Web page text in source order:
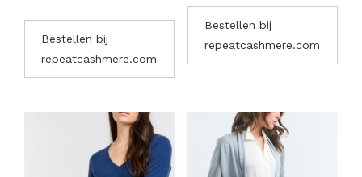
Bestellen bij
repeatcashmere.com
Bestellen bij
repeatcashmere.com